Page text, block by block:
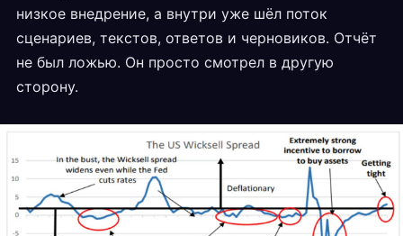
низкое внедрение, а внутри уже шёл поток
сценариев, текстов, ответов и черновиков. Отчёт
не был ложью. Он просто смотрел в другую
сторону.